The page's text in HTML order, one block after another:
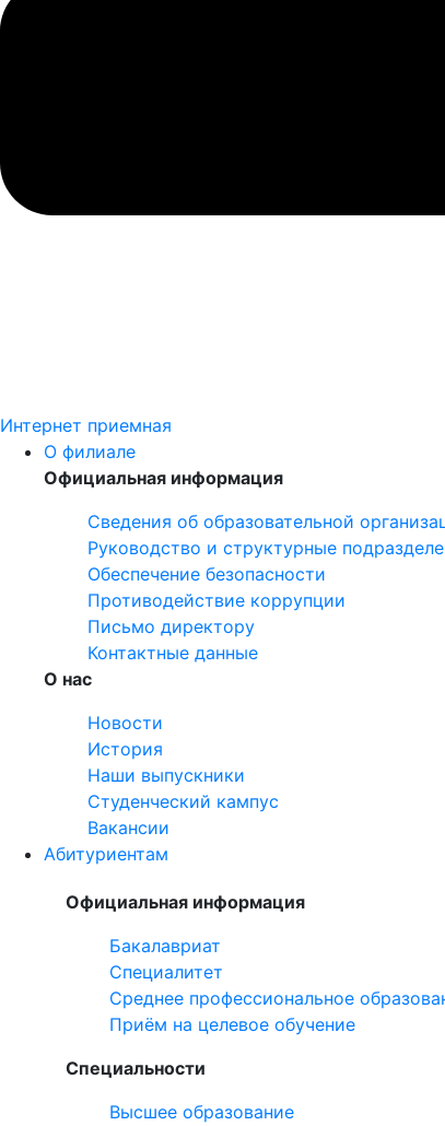
Интернет приемная
О филиале
Официальная информация
Сведения об образовательной
Руководство и структурные
Обеспечение безопасности
Противодействие коррупции
Письмо директору
Контактные данные
О нас
Новости
История
Наши выпускники
Студенческий кампус
Вакансии
Абитуриентам
Официальная информация
Бакалавриат
Специалитет
Среднее профессиональное
Приём на целевое обучение
Специальности
Высшее образование